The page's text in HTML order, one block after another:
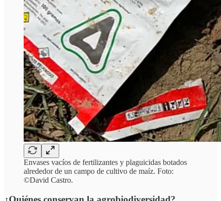
Envases vacíos de fertilizantes y plaguicidas botados
alrededor de un campo de cultivo de maíz. Foto:
©David Castro.